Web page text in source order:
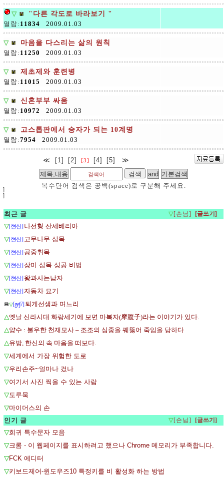
▽
"다른 각도로 바라보기 "
열람: 11834 2009.01.03
▽
마음을 다스리는 삶의 원칙
열람: 11250 2009.01.03
▽
제초제와 훈련병
열람: 11015 2009.01.03
▽
신혼부부 싸움
열람: 10972 2009.01.03
▽
고스톱판에서 승자가 되는 10계명
열람:7954 2009.01.03
≪ [1] [2] [3] [4] [5] ≫
복수단어 검색은 공백(space)로 구분해 주세요.
]
]
최근 글 ▽[손님]
▽[현산] 나선형 산세베리아
▽[현산] 고무나무 삽목
▽[현산] 공중취목
▽[현산] 장미 삽목 성공 비법
▽[현산] 왕과사는남자
▽[현산]자동차 묘기
💾▽[gej7] 퇴게선생과 며느리
△옛날 신라시대 화랑세기에 보면 마복자(摩腹子)라는 이야기가 있다.
△양수 : 불우한 천재모사 – 조조의 심중을 꿰뚫어 죽임을 당하다
△유방, 한신의 속 마음을 떠보다.
▽세계에서 가장 위험한 도로
▽우리손주~얼마나 컸나
▽여기서 사진 찍을 수 있는 사람
▽도루묵
▽마이더스의 손
인기 글
▽[손님]
▽​희귀 특수문자 모음
▽크롬 - 이 웹페이지를 표시하려고 했으나 Chrome 메모리가 부족합니다.
▽FCK 에디터
▽키보드제어-윈도우즈10 특정키를 비 활성화 하는 방법